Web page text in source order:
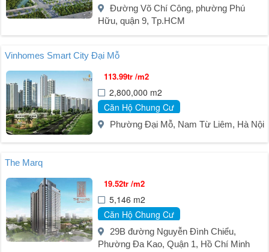
Đường Võ Chí Công, phường Phú
Hữu, quận 9, Tp.HCM
Vinhomes Smart City Đại Mỗ
113.99tr /m2
2,800,000 m2
Căn Hộ Chung Cư
Phường Đại Mỗ, Nam Từ Liêm, Hà Nội
The Marq
19.52tr /m2
5,146 m2
Căn Hộ Chung Cư
29B đường Nguyễn Đình Chiểu,
Phường Đa Kao, Quận 1, Hồ Chí Minh